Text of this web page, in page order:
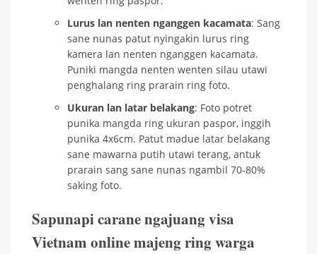
Lurus lan nenten nganggen kacamata: Sang
sane nunas patut nyingakin lurus ring
kamera lan nenten nganggen kacamata.
Puniki mangda nenten wenten silau utawi
penghalang ring prarain ring foto.
Ukuran lan latar belakang: Foto potret
punika mangda ring ukuran paspor, inggih
punika 4x6cm. Patut madue latar belakang
sane mawarna putih utawi terang, antuk
prarain sang sane nunas ngambil 70-80%
saking foto.
Sapunapi carane ngajuang visa
Vietnam online majeng ring warga